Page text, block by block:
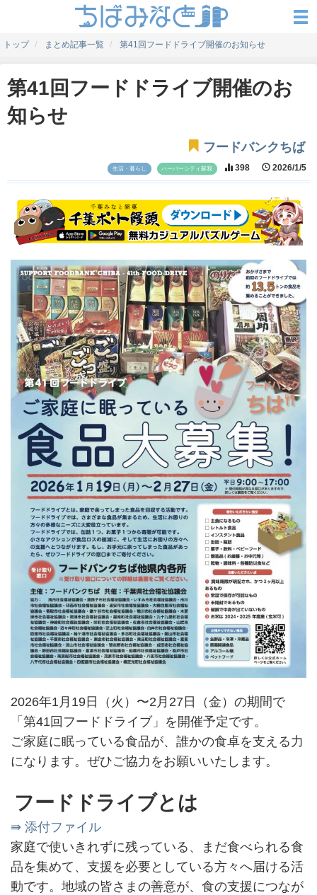
トップ まとめ記事一覧 第41回フードドライブ開催のお知らせ
第41回フードドライブ開催のお
知らせ
フードバンクちば
生活・暮らし ハーバーシティ蘇我 398 2026/1/5
2026年1月19日（火）〜2月27日（金）の期間で
「第41回フードドライブ」を開催予定です。
ご家庭に眠っている食品が、誰かの食卓を支える力
になります。ぜひご協力をお願いいたします。
フードドライブとは
⇛ 添付ファイル
家庭で使いきれずに残っている、まだ食べられる食
品を集めて、支援を必要としている方々へ届ける活
動です。地域の皆さまの善意が、食の支援につなが